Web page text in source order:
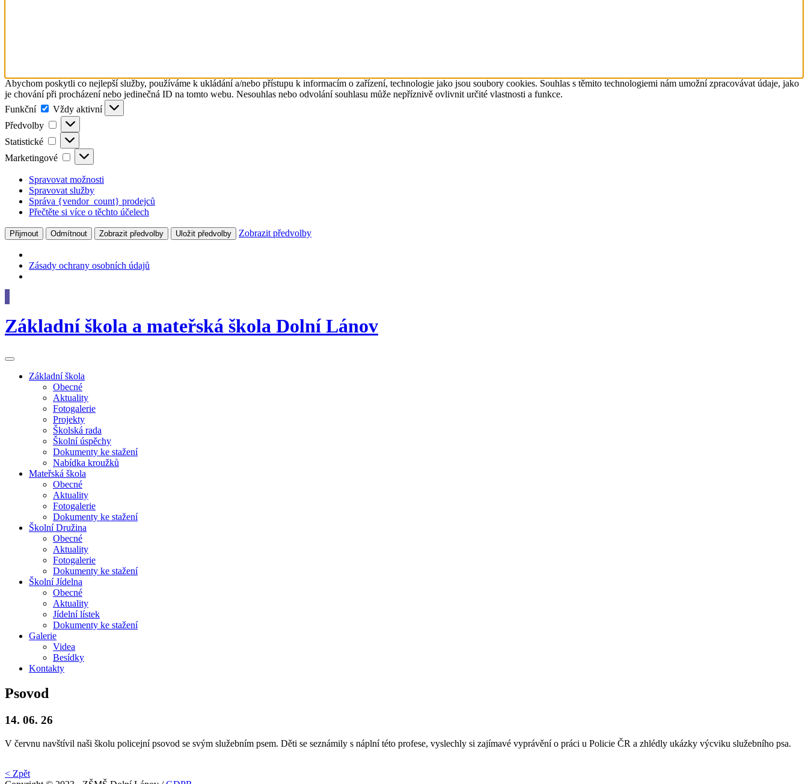
Abychom poskytli co nejlepší služby, používáme k ukládání a/nebo přístupu k informacím o zařízení, technologie jako jsou soubory cookies. Souhlas s těmito technologiemi nám umožní zpracovávat údaje, jako
je chování při procházení nebo jedinečná ID na tomto webu. Nesouhlas nebo odvolání souhlasu může nepříznivě ovlivnit určité vlastnosti a funkce.
Funkční
Funkční
Vždy aktivní
Předvolby
Předvolby
Statistické Statistické
Marketingové Marketingové
Spravovat možnosti
Spravovat služby
Správa {vendor_count} prodejců
Přečtěte si více o těchto účelech
Přijmout Odmítnout Zobrazit předvolby Uložit předvolby Zobrazit předvolby
Zásady ochrany osobních údajů
Základní škola a mateřská škola Dolní Lánov
Základníškola
Obecné
Aktuality
Fotogalerie
Projekty
Školská rada
Školní úspěchy
Dokumenty ke stažení
Nabídka kroužků
Mateřská škola
Obecné
Aktuality
Fotogalerie
Dokumenty ke stažení
ŠkolníDružina
Obecné
Aktuality
Fotogalerie
Dokumenty ke stažení
ŠkolníJídelna
Obecné
Aktuality
Jídelní lístek
Dokumenty ke stažení
Galerie
Videa
Besídky
Kontakty
Psovod
14. 06. 26
V červnu navštívil naši školu policejní psovod se svým služebním psem. Děti se seznámily s náplní této profese, vyslechly si zajímavé vyprávění o práci u Policie ČR a zhlédly ukázky výcviku služebního psa.
< Zpět